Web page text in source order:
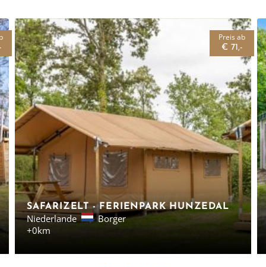
SAFARIZELT - FERIENPARK HUNZEDAL
Niederlande
Borger
+0km
Preis ab
€ 71,-